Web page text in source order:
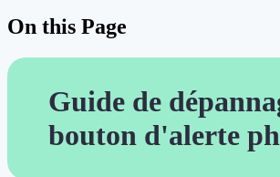
On this Page
Guide de
bouton d'alerte